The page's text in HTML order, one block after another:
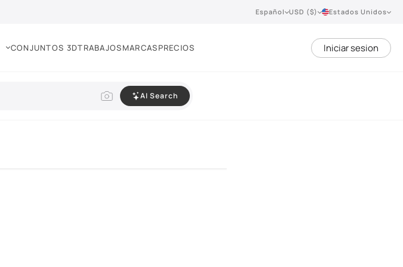
Español USD ($) Estados Unidos
CONJUNTOS 3DTRABAJOSMARCASPRECIOS Iniciar sesion
AI Search